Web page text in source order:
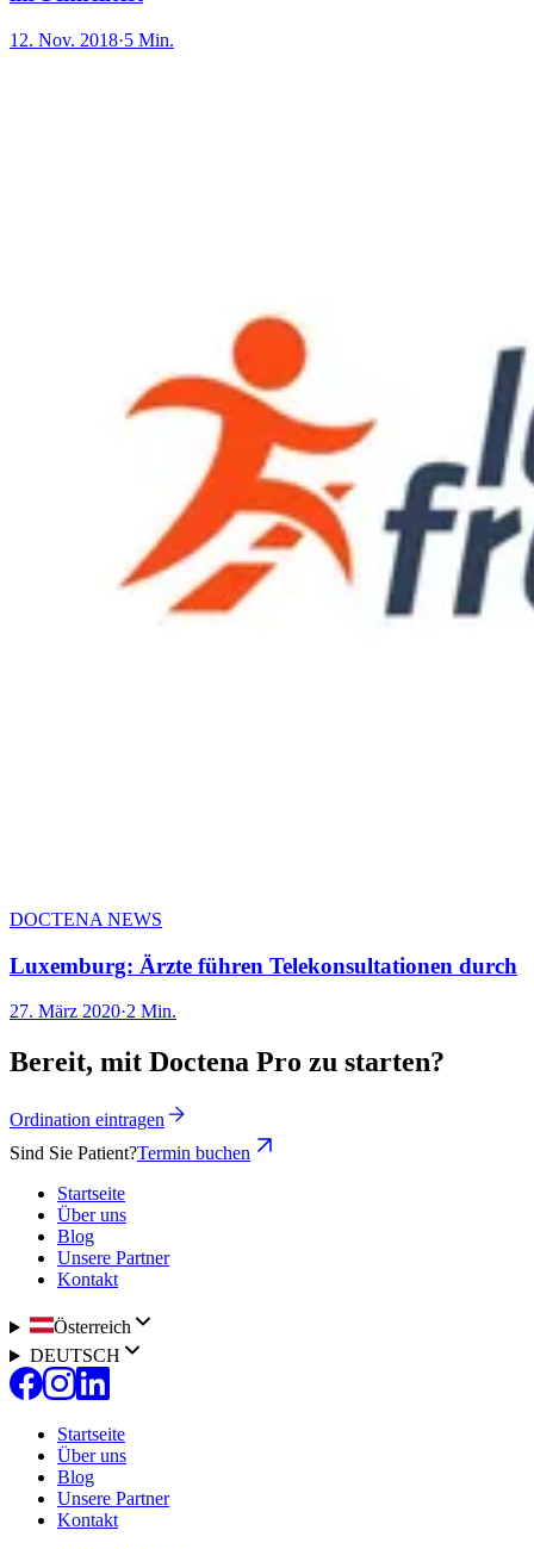
12. Nov. 2018·5 Min.
DOCTENA NEWS
Luxemburg: Ärzte führen Telekonsultationen durch
27. März 2020·2 Min.
Bereit, mit Doctena Pro zu starten?
Ordination eintragen
Sind Sie Patient?Termin buchen
Startseite
Über uns
Blog
Unsere Partner
Kontakt
Österreich
DEUTSCH
Startseite
Über uns
Blog
Unsere Partner
Kontakt